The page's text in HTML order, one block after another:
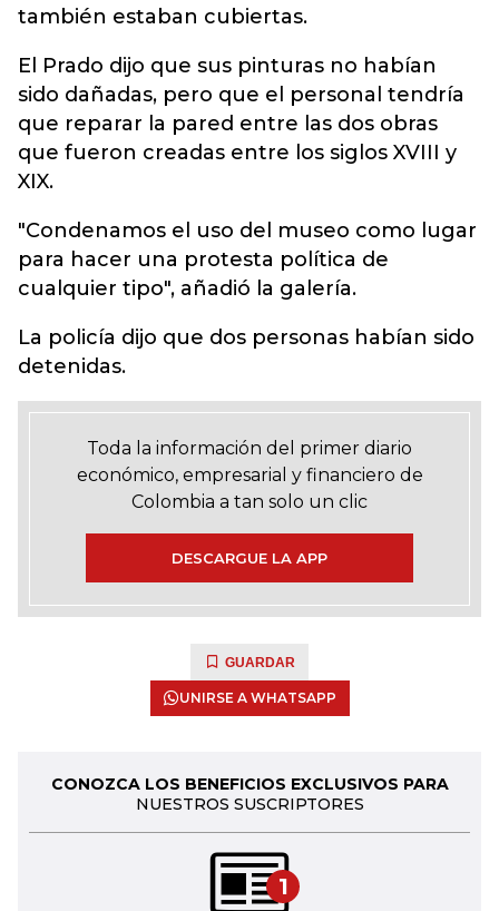
también estaban cubiertas.
El Prado dijo que sus pinturas no habían
sido dañadas, pero que el personal tendría
que reparar la pared entre las dos obras
que fueron creadas entre los siglos XVIII y
XIX.
"Condenamos el uso del museo como lugar
para hacer una protesta política de
cualquier tipo", añadió la galería.
La policía dijo que dos personas habían sido
detenidas.
Toda la información del primer diario
económico, empresarial y financiero de
Colombia a tan solo un clic
DESCARGUE LA APP
GUARDAR
UNIRSE A WHATSAPP
CONOZCA LOS BENEFICIOS EXCLUSIVOS PARA
NUESTROS SUSCRIPTORES
1